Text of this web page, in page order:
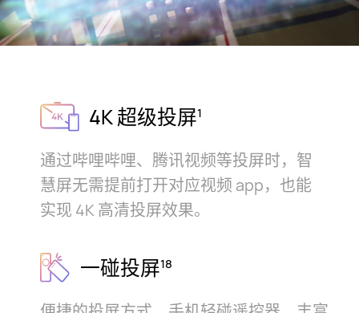
4K 超级投屏1
通过哔哩哔哩、腾讯视频等投屏时，智
慧屏无需提前打开对应视频 app，也能
实⁠现 4K 高清投屏效⁠果。
一碰投屏18